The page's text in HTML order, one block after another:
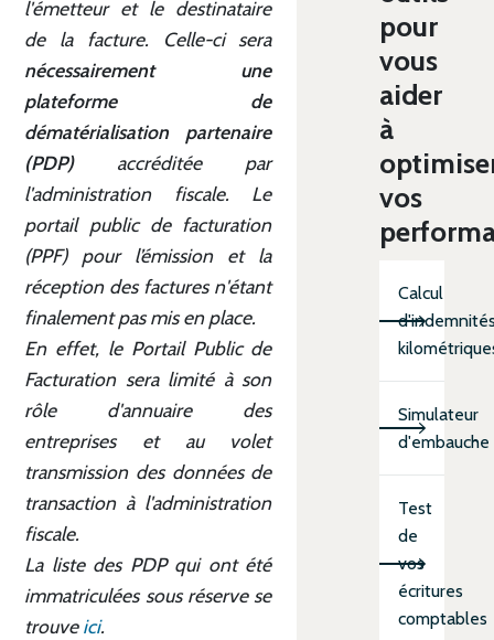
l'émetteur et le destinataire
de la facture. Celle-ci sera
nécessairement une
plateforme de
dématérialisation partenaire
(PDP)accréditée par
l'administration fiscale. Le
portail public de facturation
(PPF) pour l’émission et la
réception des factures n'étant
finalement pas mis en place.
En effet, le Portail Public de
Facturation sera limité à son
rôle d'annuaire des
entreprises et au volet
transmission des données de
transaction à l'administration
fiscale.
La liste des PDP qui ont été
immatriculées sous réserve se
trouveici.
pour
vous
aider
à
vos
Calcul
Simulateur
d'embauche
Test
de
vos
écritures
comptables